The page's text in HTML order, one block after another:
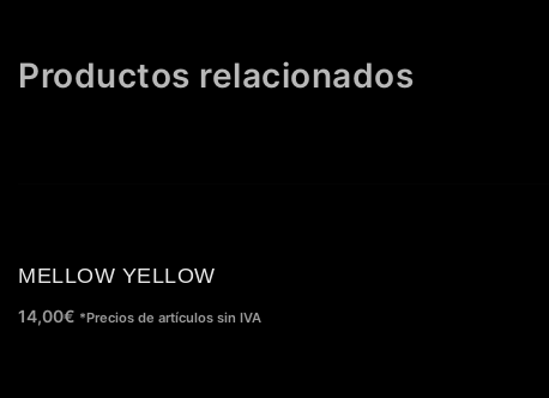
Productos relacionados
MELLOW YELLOW
14,00€ *Precios de artículos sin IVA